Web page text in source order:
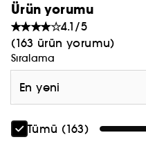
Ürün yorumu
4.1/5
(163 ürün yorumu)
Sıralama
En yeni
Tümü (163)